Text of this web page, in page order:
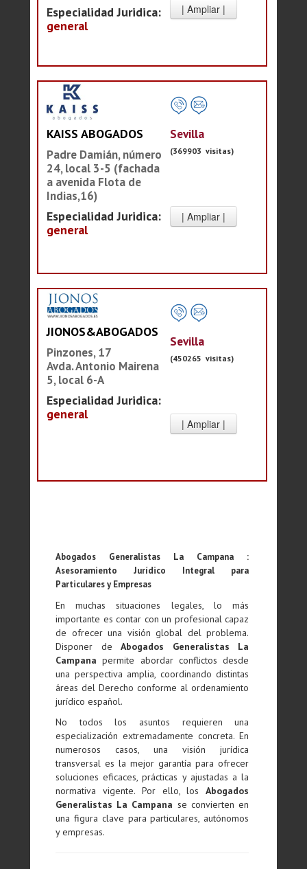
Especialidad Juridica:
general
KAISS ABOGADOS
Padre Damián, número
24, local 3-5 (fachada
a avenida Flota de
Indias,16)
Especialidad Juridica:
general
Sevilla
(369903 visitas)
JIONOS&ABOGADOS
Pinzones, 17
Avda. Antonio Mairena
5, local 6-A
Especialidad Juridica:
general
Sevilla
(450265 visitas)
Abogados Generalistas La Campana :
Asesoramiento Jurídico Integral para
Particulares y Empresas
En muchas situaciones legales, lo más
importante es contar con un profesional capaz
de ofrecer una visión global del problema.
Disponer deAbogados Generalistas La
Campana permite abordar conflictos desde
una perspectiva amplia, coordinando distintas
áreas del Derecho conforme al ordenamiento
jurídico español.
No todos los asuntos requieren una
especialización extremadamente concreta. En
numerosos casos, una visión jurídica
transversal es la mejor garantía para ofrecer
soluciones eficaces, prácticas y ajustadas a la
normativa vigente. Por ello, losAbogados
Generalistas La Campana se convierten en
una figura clave para particulares, autónomos
y empresas.